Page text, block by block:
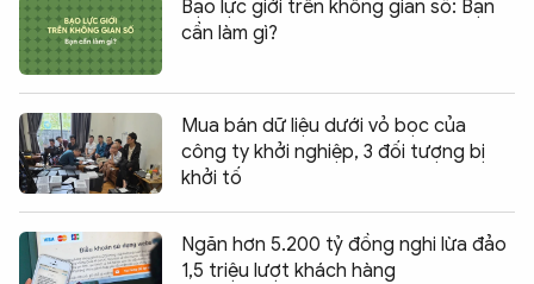
Bạo lực giới trên không gian số: Bạn
cần làm gì?
Mua bán dữ liệu dưới vỏ bọc của
công ty khởi nghiệp, 3 đối tượng bị
khởi tố
Ngăn hơn 5.200 tỷ đồng nghi lừa đảo
1,5 triệu lượt khách hàng